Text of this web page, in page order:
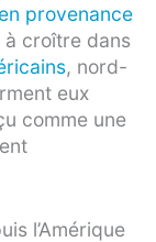
provenance
à croître dans
, nord-
eux
comme une
l’Amérique